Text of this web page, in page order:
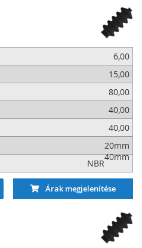
6,00
15,00
80,00
40,00
40,00
20mm
40mm
NBR
Árak megjelenítése